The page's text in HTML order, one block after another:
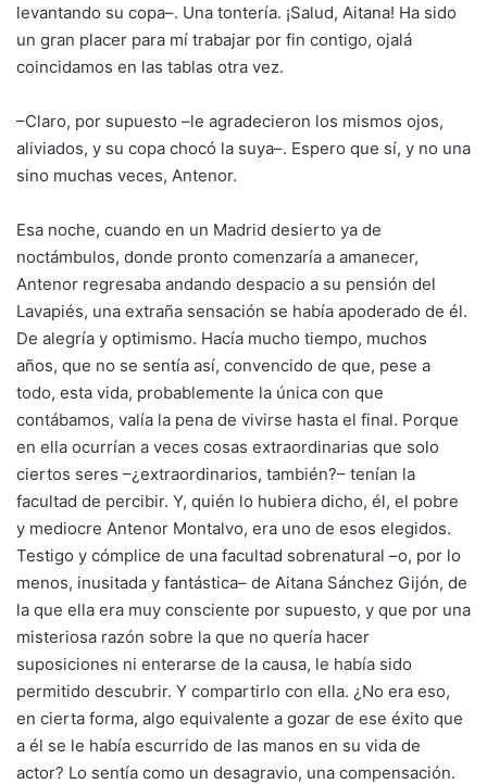
levantando su copa–. Una tontería. ¡Salud, Aitana! Ha sido
un gran placer para mí trabajar por fin contigo, ojalá
coincidamos en las tablas otra vez.
–Claro, por supuesto –le agradecieron los mismos ojos,
aliviados, y su copa chocó la suya–. Espero que sí, y no una
sino muchas veces, Antenor.
Esa noche, cuando en un Madrid desierto ya de
noctámbulos, donde pronto comenzaría a amanecer,
Antenor regresaba andando despacio a su pensión del
Lavapiés, una extraña sensación se había apoderado de él.
De alegría y optimismo. Hacía mucho tiempo, muchos
años, que no se sentía así, convencido de que, pese a
todo, esta vida, probablemente la única con que
contábamos, valía la pena de vivirse hasta el final. Porque
en ella ocurrían a veces cosas extraordinarias que solo
ciertos seres –¿extraordinarios, también?– tenían la
facultad de percibir. Y, quién lo hubiera dicho, él, el pobre
y mediocre Antenor Montalvo, era uno de esos elegidos.
Testigo y cómplice de una facultad sobrenatural –o, por lo
menos, inusitada y fantástica– de Aitana Sánchez Gijón, de
la que ella era muy consciente por supuesto, y que por una
misteriosa razón sobre la que no quería hacer
suposiciones ni enterarse de la causa, le había sido
permitido descubrir. Y compartirlo con ella. ¿No era eso,
en cierta forma, algo equivalente a gozar de ese éxito que
a él se le había escurrido de las manos en su vida de
actor? Lo sentía como un desagravio, una compensación.